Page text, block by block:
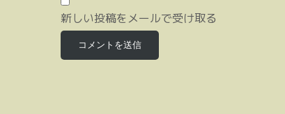
新しい投稿をメールで受け取る